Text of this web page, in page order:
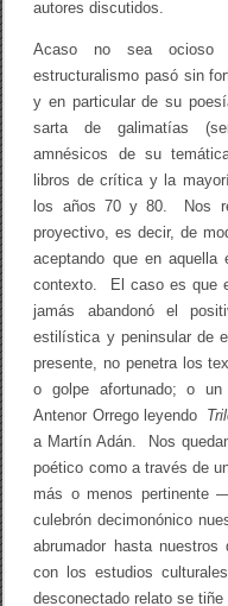
V
l
o
autores discutidos.
Acaso no sea ocioso
estructuralismo pasó sin
y en particular de su
sarta de galimatías
amnésicos de su
libros de crítica y la
los años 70 y 80. Nos
proyectivo, es decir, de
aceptando que en aquella
contexto. El caso es que
jamás abandonó el
estilística y peninsular de
presente, no penetra los
o golpe afortunado; o un
Antenor Orrego leyendo
a Martín Adán. Nos
poético como a través de
más o menos pertinente
culebrón decimonónico
abrumador hasta
con los estudios
desconectado relato se